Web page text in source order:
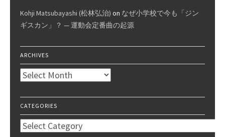
Kohji Matsubayashi (松林弘治) on なぜ小学校で今も「ジン
ギスカン」？ — 運動会定番曲の起源
ARCHIVES
Archives
CATEGORIES
Categories